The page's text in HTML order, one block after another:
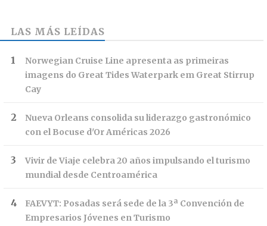
LAS MÁS LEÍDAS
Norwegian Cruise Line apresenta as primeiras
imagens do Great Tides Waterpark em Great Stirrup
Cay
Nueva Orleans consolida su liderazgo gastronómico
con el Bocuse d'Or Américas 2026
Vivir de Viaje celebra 20 años impulsando el turismo
mundial desde Centroamérica
FAEVYT: Posadas será sede de la 3ª Convención de
Empresarios Jóvenes en Turismo